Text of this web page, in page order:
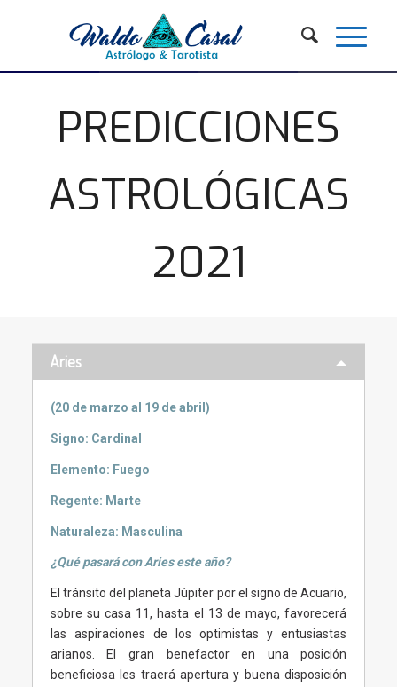
PREDICCIONES
ASTROLÓGICAS
2021
Aries
(20 de marzo al 19 de abril)
Signo: Cardinal
Elemento: Fuego
Regente: Marte
Naturaleza: Masculina
¿Qué pasará con Aries este año?
El tránsito del planeta Júpiter por el signo de Acuario,
sobre su casa 11, hasta el 13 de mayo, favorecerá
las aspiraciones de los optimistas y entusiastas
arianos. El gran benefactor en una posición
beneficiosa les traerá apertura y buena disposición